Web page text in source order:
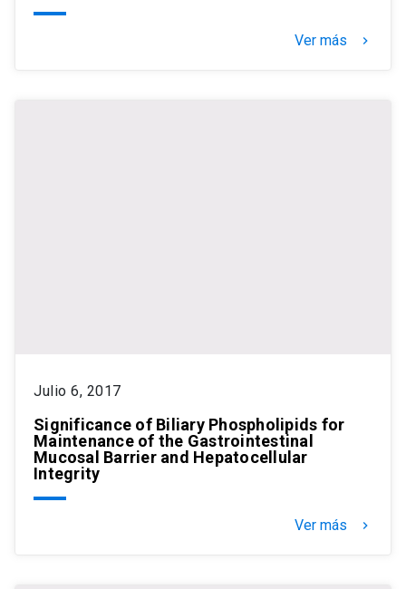
Ver más keyboard_arrow_right
Julio 6, 2017
Significance of Biliary Phospholipids for
Maintenance of the Gastrointestinal
Mucosal Barrier and Hepatocellular
Integrity
Ver más keyboard_arrow_right